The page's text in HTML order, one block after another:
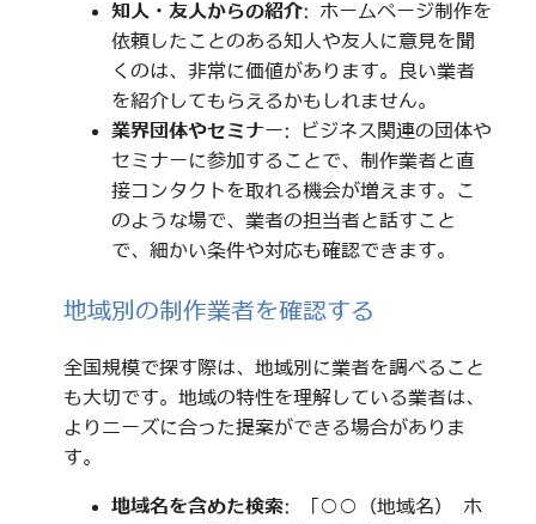
知人・友人からの紹介: ホームページ制作を
依頼したことのある知人や友人に意見を聞
くのは、非常に価値があります。良い業者
を紹介してもらえるかもしれません。
業界団体やセミナー: ビジネス関連の団体や
セミナーに参加することで、制作業者と直
接コンタクトを取れる機会が増えます。こ
のような場で、業者の担当者と話すこと
で、細かい条件や対応も確認できます。
地域別の制作業者を確認する
全国規模で探す際は、地域別に業者を調べること
も大切です。地域の特性を理解している業者は、
よりニーズに合った提案ができる場合がありま
す。
地域名を含めた検索: 「○○（地域名） ホ